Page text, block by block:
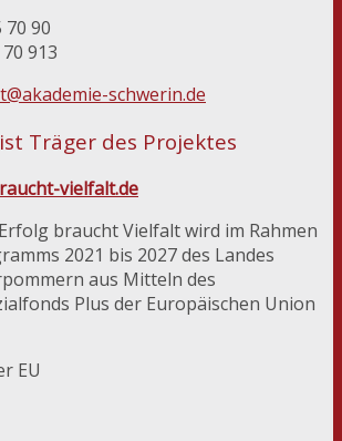
70 90
913
schwerin.de
Träger des Projektes
vielfalt.de
braucht Vielfalt wird im Rahmen
2021 bis 2027 des Landes
aus Mitteln des
Plus der Europäischen Union